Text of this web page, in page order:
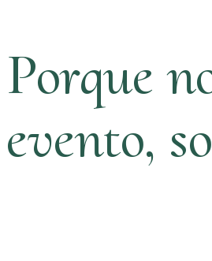
Porque
evento,